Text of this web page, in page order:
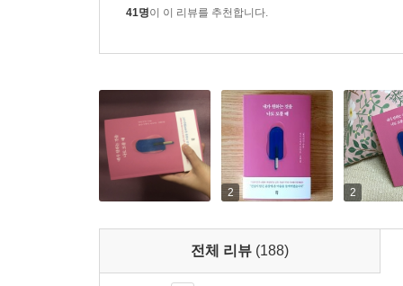
41명이 이 리뷰를 추천합니다.
2 2
전체 리뷰 (188)